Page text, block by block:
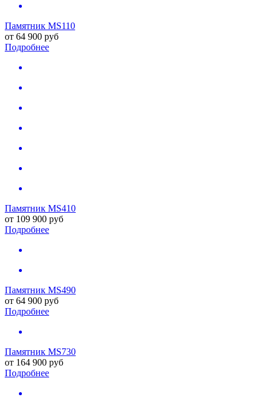
Памятник MS110
от 64 900 руб
Подробнее
Памятник MS410
от 109 900 руб
Подробнее
Памятник MS490
от 64 900 руб
Подробнее
Памятник MS730
от 164 900 руб
Подробнее